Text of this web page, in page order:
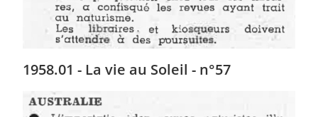
1958.01 - La vie au Soleil - n°57